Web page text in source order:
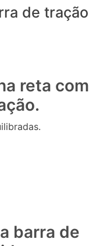
de tração
reta com
barra de